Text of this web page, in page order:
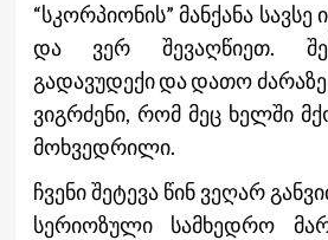
“სკორპიონის” მანქანა
და ვერ შევაღწიეთ.
გადავუდექი და დათო
ვიგრძენი, რომ მეც ხელში
მოხვედრილი.
ჩვენი შეტევა წინ ვეღარ
სერიოზული სამხედრო